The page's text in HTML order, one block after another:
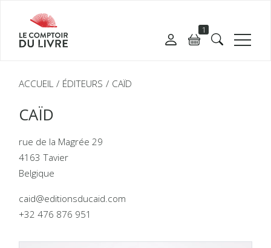
1
ACCUEIL ÉDITEURS CAÏD
CAÏD
rue de la Magrée 29
4163 Tavier
Belgique
caid@editionsducaid.com
+32 476 876 951